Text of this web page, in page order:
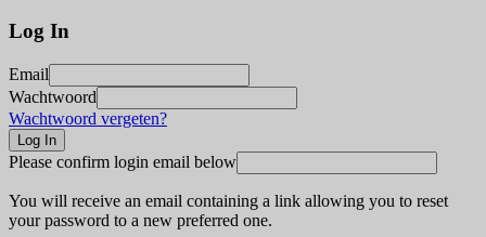
Log In
Email
Wachtwoord
Wachtwoord vergeten?
Please confirm login email below
You will receive an email containing a link allowing you to reset
your password to a new preferred one.